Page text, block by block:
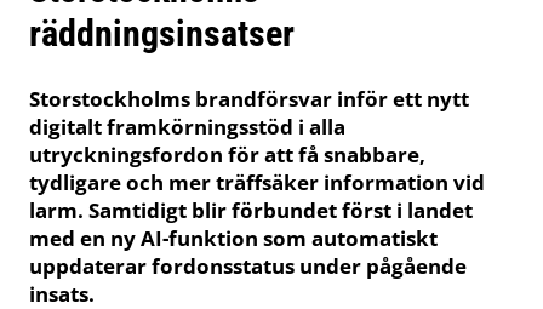
räddningsinsatser
Storstockholms brandförsvar inför ett nytt
digitalt framkörningsstöd i alla
utryckningsfordon för att få snabbare,
tydligare och mer träffsäker information vid
larm. Samtidigt blir förbundet först i landet
med en ny AI-funktion som automatiskt
uppdaterar fordonsstatus under pågående
insats.